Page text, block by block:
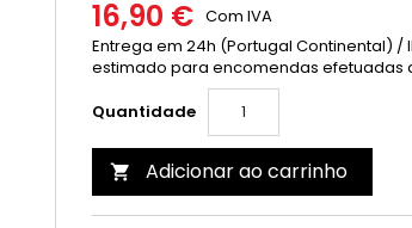
16,90 € Com IVA
Entrega em 24h (Portugal Continental) /
estimado para encomendas efetuadas
Quantidade
 Adicionar ao carrinho